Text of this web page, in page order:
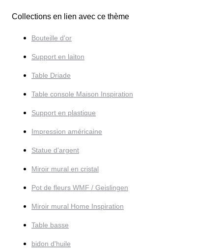
Collections en lien avec ce thème
Bouteille d'or
Support en laiton
Table Driade
Table console Maison Inspiration
Support en plastique
Impression américaine
Statue d’argent
Miroir mural en cristal
Pot de fleurs WMF / Geislingen
Miroir mural Home Inspiration
Table basse
bidon d'huile